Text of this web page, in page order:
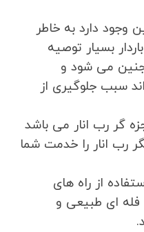
وجود دارد به خاطر
بسیار توصیه
می شود و
سبب جلوگیری از
گر رب انار می باشد
رب انار را خدمت شما
از راه های
فله ای طبیعی و